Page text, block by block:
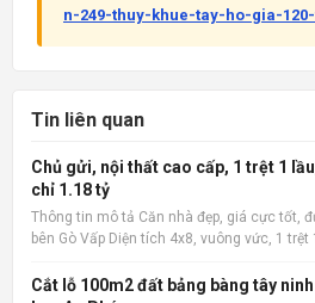
n-249-thuy-khue-tay-ho-gia-
Tin liên quan
Chủ gửi, nội thất cao cấp, 1 trệt 1
chỉ 1.18 tỷ
Thông tin mô tả Căn nhà đẹp, giá cực tốt,
bên Gò Vấp Diện tích 4x8, vuông vức, 1
công rộng, sân phơi. Giá cực tốt chỉ 1.1
Cắt lỗ 100m2 đất bảng bàng tây